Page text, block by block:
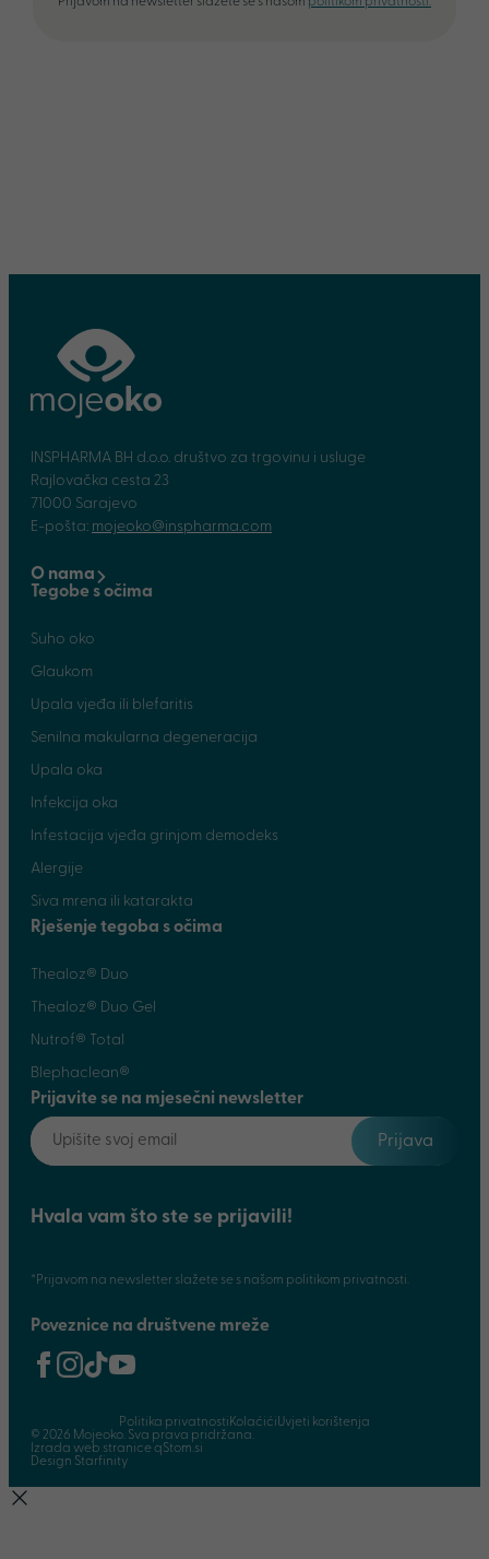
INSPHARMA BH d.o.o. društvo za trgovinu i usluge
Rajlovačka cesta 23
71000 Sarajevo
E-pošta: mojeoko@inspharma.com
O nama
Tegobe s očima
Suho oko
Glaukom
Upala vjeđa ili blefaritis
Senilna makularna degeneracija
Upala oka
Infekcija oka
Infestacija vjeđa grinjom demodeks
Alergije
Siva mrena ili katarakta
Rješenje tegoba s očima
Thealoz® Duo
Thealoz® Duo Gel
Nutrof® Total
Blephaclean®
Prijavite se na mjesečni newsletter
Prijava
Hvala vam što ste se prijavili!
*Prijavom na newsletter slažete se s našom politikom privatnosti.
Poveznice na društvene mreže
© 2026 Mojeoko. Sva prava pridržana.
Izrada web stranice qStom.si
Design Starfinity
Politika privatnostiKolaćićiUvjeti korištenja